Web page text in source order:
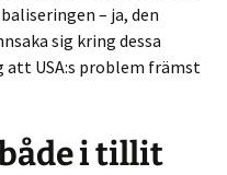
– ja, den
sig kring dessa
att USA:s problem främst
i tillit